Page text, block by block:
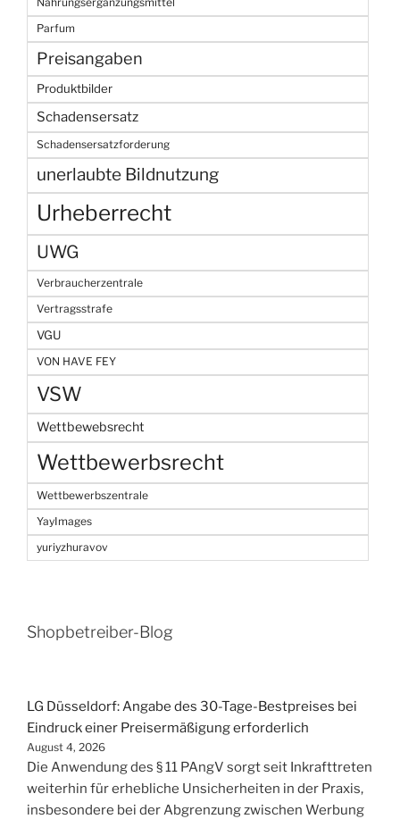
Parfum
Preisangaben
Produktbilder
Schadensersatz
Schadensersatzforderung
unerlaubte Bildnutzung
Urheberrecht
UWG
Verbraucherzentrale
Vertragsstrafe
VGU
VON HAVE FEY
VSW
Wettbewebsrecht
Wettbewerbsrecht
Wettbewerbszentrale
YayImages
yuriyzhuravov
Shopbetreiber-Blog
LG Düsseldorf: Angabe des 30-Tage-Bestpreises bei
Eindruck einer Preisermäßigung erforderlich
August 4, 2026
Die Anwendung des § 11 PAngV sorgt seit Inkrafttreten
weiterhin für erhebliche Unsicherheiten in der Praxis,
insbesondere bei der Abgrenzung zwischen Werbung